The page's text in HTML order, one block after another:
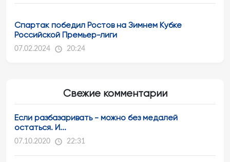
Спартак победил Ростов на Зимнем Кубке
Российской Премьер-лиги
07.02.2024 20:24
Свежие комментарии
Если разбазаривать - можно без медалей
остаться. И...
07.10.2020 22:31